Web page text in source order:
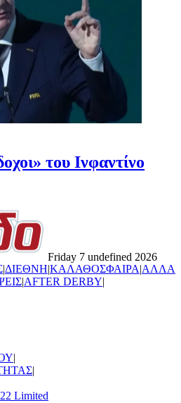
του Ινφαντίνο
Friday 7 undefined 2026
|ΔΙΕΘΝΗ|ΚΑΛΑΘΟΣΦΑΙΡΑ|ΑΛΛΑ
|AFTER DERBY|
|
|
Limited